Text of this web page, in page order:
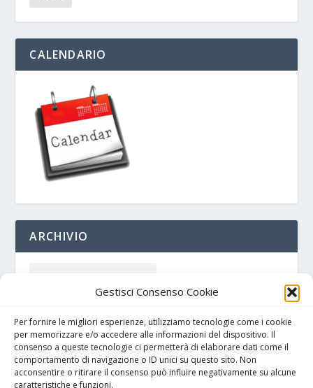
Gestisci Consenso Cookie
Per fornire le migliori esperienze, utilizziamo tecnologie come i cookie
per memorizzare e/o accedere alle informazioni del dispositivo. Il
consenso a queste tecnologie ci permetterà di elaborare dati come il
comportamento di navigazione o ID unici su questo sito. Non
acconsentire o ritirare il consenso può influire negativamente su alcune
caratteristiche e funzioni.
CALENDARIO
ARCHIVIO